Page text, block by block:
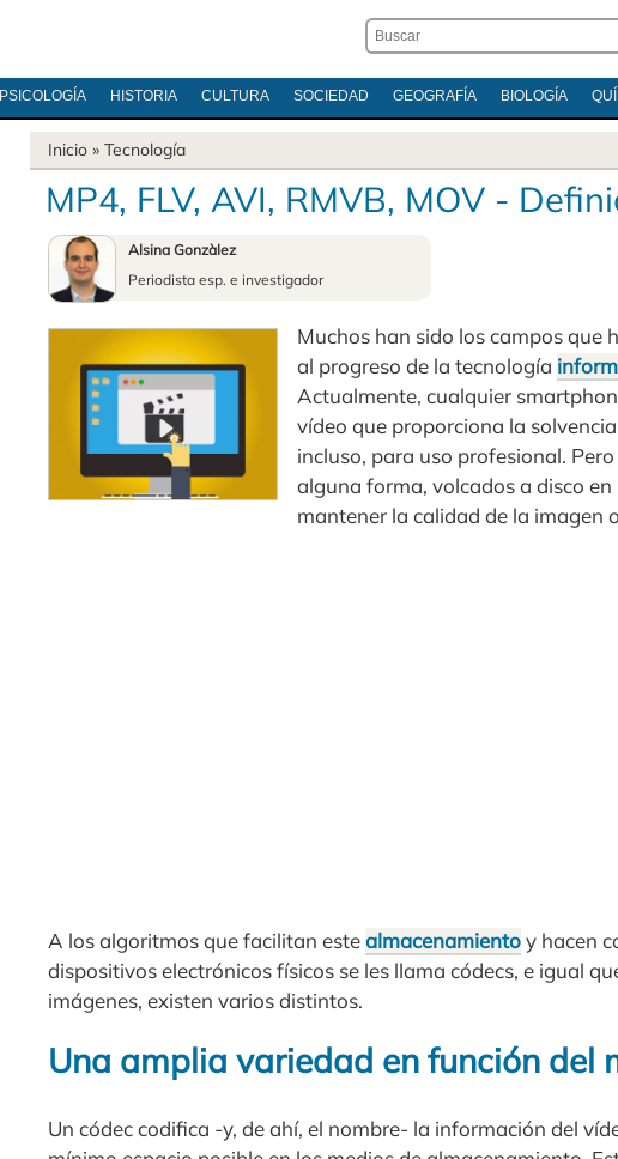
PSICOLOGÍA HISTORIA CULTURA SOCIEDAD GEOGRAFÍA BIOLOGÍA
Inicio » Tecnología
MP4, FLV, AVI, RMVB, MOV -
Alsina Gonzàlez
Periodista esp. e investigador
Muchos han sido los campos que
al progreso de la tecnología
Actualmente, cualquier
vídeo que proporciona la
incluso, para uso profesional.
alguna forma, volcados a disco en
mantener la calidad de la imagen
A los algoritmos que facilitan estealmacenamientoy hacen
dispositivos electrónicos físicos se les llama códecs, e igual
imágenes, existen varios distintos.
Una amplia variedad en función del
Un códec codifica -y, de ahí, el nombre- la información del